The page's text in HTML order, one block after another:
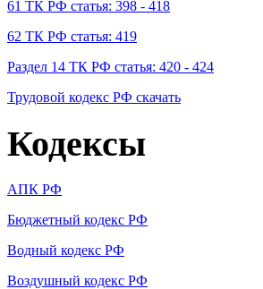
61 ТК РФ статья: 398 - 418
62 ТК РФ статья: 419
Раздел 14 ТК РФ статья: 420 - 424
Трудовой кодекс РФ скачать
Кодексы
АПК РФ
Бюджетный кодекс РФ
Водный кодекс РФ
Воздушный кодекс РФ